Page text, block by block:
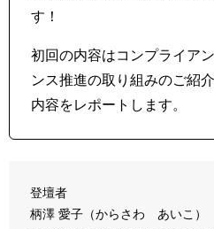
す！
初回の内容はコンプライア
ンス推進の取り組みのご紹
内容をレポートします。
登壇者
柄澤 愛子（からさわ あいこ）